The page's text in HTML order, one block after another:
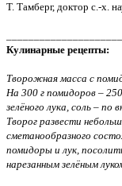
Т. Тамберг, доктор с.-х.
Кулинарные рецепты:
Творожная масса с
На 300 г помидоров –
зелёного лука, соль – по
Творог развести
сметанообразного
помидоры и лук,
нарезанным зелёным